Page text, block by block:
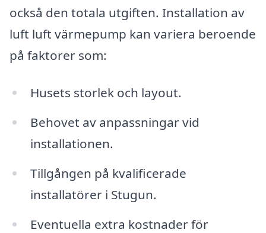
också den totala utgiften. Installation av
luft luft värmepump kan variera beroende
på faktorer som:
Husets storlek och layout.
Behovet av anpassningar vid
installationen.
Tillgången på kvalificerade
installatörer i Stugun.
Eventuella extra kostnader för